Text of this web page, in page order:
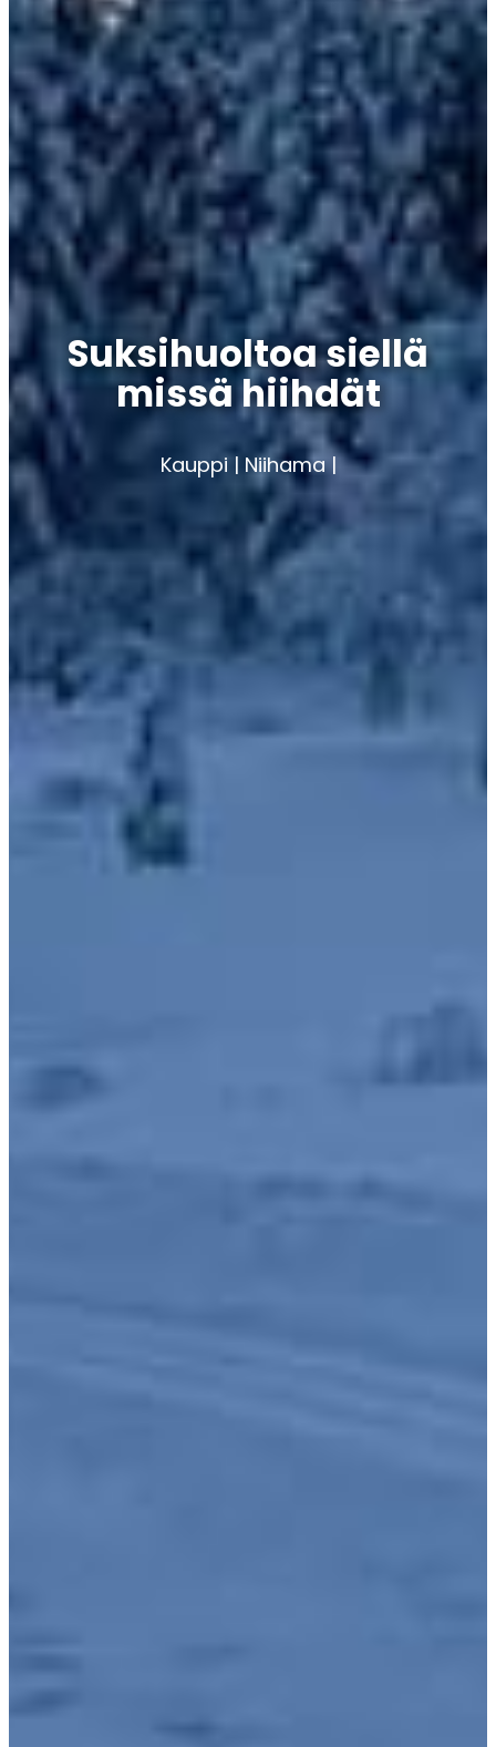
Suksihuoltoa siellä
missä hiihdät
Kauppi | Niihama |